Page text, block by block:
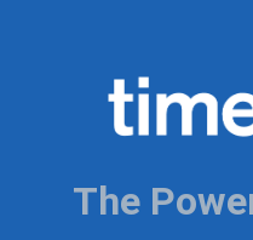
The